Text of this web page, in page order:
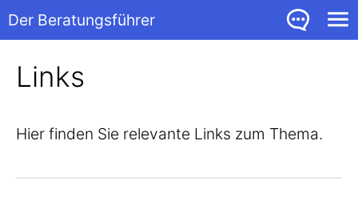
Der Beratungsführer
Links
Hier finden Sie relevante Links zum Thema.